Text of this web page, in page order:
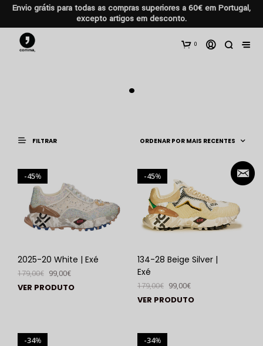
Envio grátis para todas as compras superiores a 60€ em Portugal,
excepto artigos em desconto.
0
.
FILTRAR
%
45
2025-20 White | Exé
179,00€ 99,00€
VER PRODUTO
%
45
134-28 Beige Silver |
Exé
179,00€ 99,00€
VER PRODUTO
%
34 %
34